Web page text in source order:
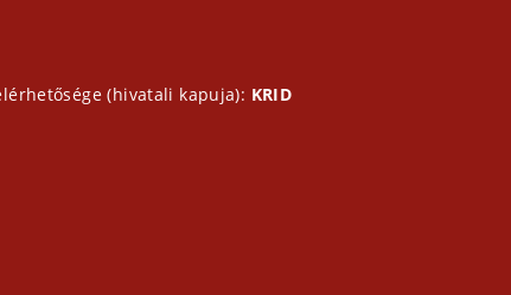
(hivatali kapuja): KRID